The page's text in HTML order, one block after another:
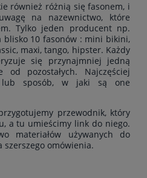
również różnią się fasonem, i
na nazewnictwo, które
Tylko jeden producent np.
blisko 10 fasonów : mini bikini,
maxi, tango, hipster. Każdy
się przynajmniej jedną
pozostałych. Najczęściej
sposób, w jaki są one
przewodnik, który
a tu umieścimy link do niego.
materiałów używanych do
omówienia.